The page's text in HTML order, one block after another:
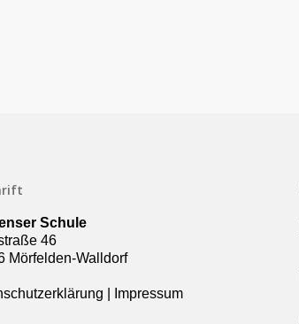
Schule
46
Mörfelden-Walldorf
Impressum